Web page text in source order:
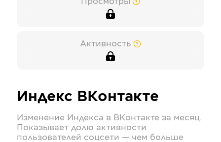
Активность
Индекс ВКонтакте
Изменение Индекса в ВКонтакте за месяц.
Показывает долю активности
пользователей соцсети — чем больше